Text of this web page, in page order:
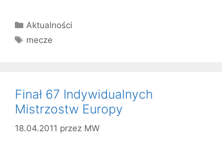
Kategorie
Aktualności
Tagi
mecze
Finał 67 Indywidualnych
Mistrzostw Europy
18.04.2011 przez MW